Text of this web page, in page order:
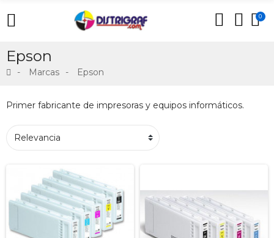
0
Epson
Marcas Epson
Primer fabricante de impresoras y equipos informáticos.